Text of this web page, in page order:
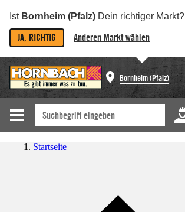
Ist Bornheim (Pfalz) Dein richtiger Markt?
JA, RICHTIG Anderen Markt wählen
Bornheim (Pfalz)
Startseite